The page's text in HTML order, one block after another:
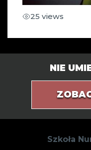
25 views
NIE
Szkoła